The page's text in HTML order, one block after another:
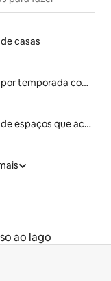
casas
Aluguéis por temporada com acesso à praia
Aluguéis de espaços que aceitam animais de estimação
ao lago